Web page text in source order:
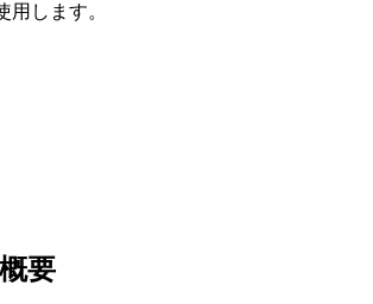
用します。
要